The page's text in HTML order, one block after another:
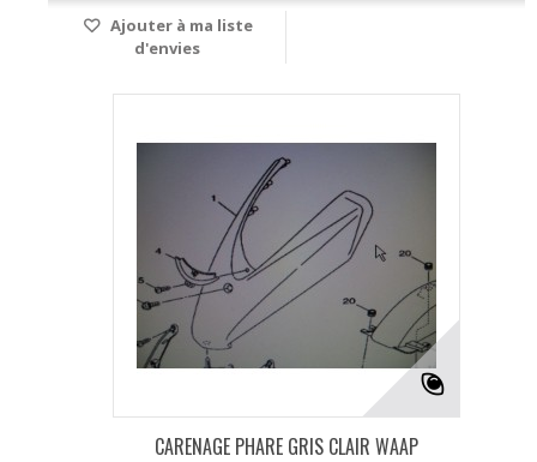
Ajouter à ma liste
d'envies
CARENAGE PHARE GRIS CLAIR WAAP